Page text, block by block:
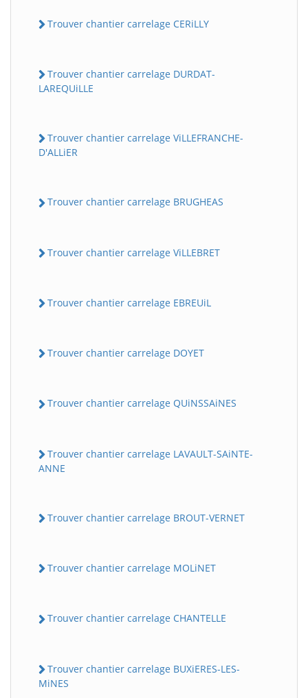
Trouver chantier carrelage CERiLLY
Trouver chantier carrelage DURDAT-
LAREQUiLLE
Trouver chantier carrelage ViLLEFRANCHE-
D'ALLiER
Trouver chantier carrelage BRUGHEAS
Trouver chantier carrelage ViLLEBRET
Trouver chantier carrelage EBREUiL
Trouver chantier carrelage DOYET
Trouver chantier carrelage QUiNSSAiNES
Trouver chantier carrelage LAVAULT-SAiNTE-
ANNE
Trouver chantier carrelage BROUT-VERNET
Trouver chantier carrelage MOLiNET
Trouver chantier carrelage CHANTELLE
Trouver chantier carrelage BUXiERES-LES-
MiNES